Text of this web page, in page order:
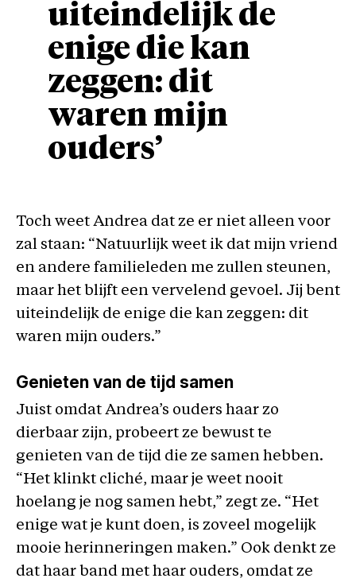
uiteindelijk de
enige die kan
zeggen: dit
waren mijn
ouders’
Toch weet Andrea dat ze er niet alleen voor
zal staan: “Natuurlijk weet ik dat mijn vriend
en andere familieleden me zullen steunen,
maar het blijft een vervelend gevoel. Jij bent
uiteindelijk de enige die kan zeggen: dit
waren mijn ouders.”
Genieten van de tijd samen
Juist omdat Andrea’s ouders haar zo
dierbaar zijn, probeert ze bewust te
genieten van de tijd die ze samen hebben.
“Het klinkt cliché, maar je weet nooit
hoelang je nog samen hebt,” zegt ze. “Het
enige wat je kunt doen, is zoveel mogelijk
mooie herinneringen maken.” Ook denkt ze
dat haar band met haar ouders, omdat ze